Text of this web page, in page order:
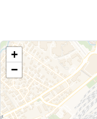
+
−